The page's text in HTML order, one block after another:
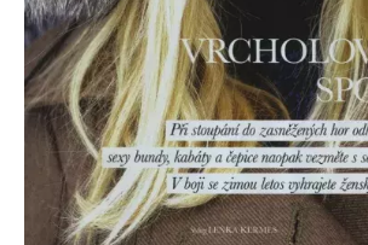
HOME